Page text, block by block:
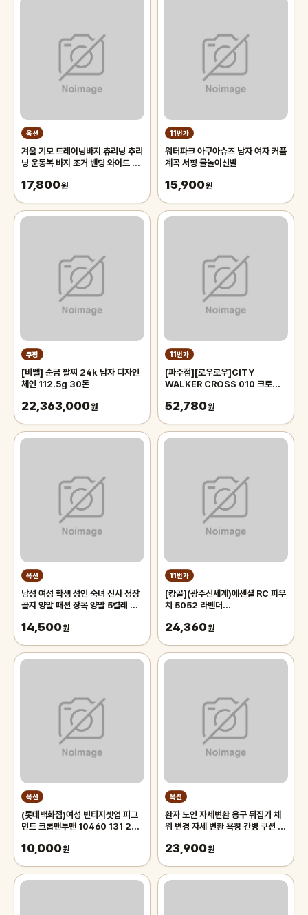
옥션
겨울 기모 트레이닝바지 츄리닝 추리
닝 운동복 바지 조거 밴딩 와이드 팬
17,800원
11번가
워터파크 아쿠아슈즈 남자 여자 커플
계곡 서핑 물놀이신발
15,900원
쿠팡
[비벨] 순금 팔찌 24k 남자 디자인
체인 112.5g 30돈
22,363,000원
11번가
[파주점][로우로우]CITY
WALKER CROSS 010 크로스
52,780원
옥션
남성 여성 학생 성인 숙녀 신사 정장
골지 양말 패션 장목 양말 5켤레 세
14,500원
11번가
[캉골](광주신세계)에센셜 RC 파우
치 5052 라벤더
24,360원
옥션
(롯데백화점)여성 빈티지셋업 피그
먼트 크롭맨투맨 10460 131 256
10,000원
옥션
환자 노인 자세변환 용구 뒤집기 체
위 변경 자세 변환 욕창 간병 쿠션 전
23,900원